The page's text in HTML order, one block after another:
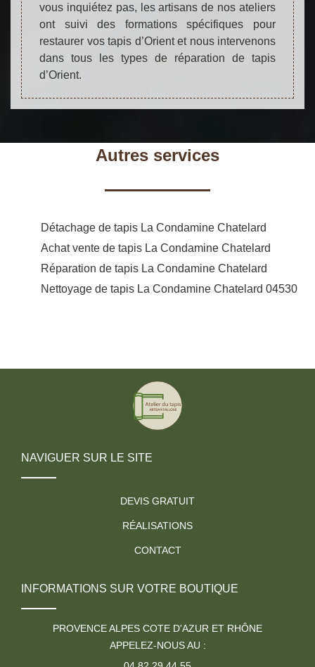
vous inquiétez pas, les artisans de nos ateliers
ont suivi des formations spécifiques pour
restaurer vos tapis d’Orient et nous intervenons
dans tous les types de réparation de tapis
d’Orient.
Autres services
Détachage de tapis La Condamine Chatelard
Achat vente de tapis La Condamine Chatelard
Réparation de tapis La Condamine Chatelard
Nettoyage de tapis La Condamine Chatelard 04530
NAVIGUER SUR LE SITE
DEVIS GRATUIT
RÉALISATIONS
CONTACT
INFORMATIONS SUR VOTRE BOUTIQUE
PROVENCE ALPES COTE D'AZUR ET RHÔNE
APPELEZ-NOUS AU :